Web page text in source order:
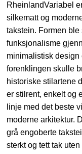
RheinlandVariabel
silkematt og
takstein. Formen ble
funksjonalisme
minimalistisk design
forenklingen skulle
historiske stilartene
er stilrent, enkelt og
linje med det beste
moderne arkitektur.
grå engoberte
sterkt og tett tak